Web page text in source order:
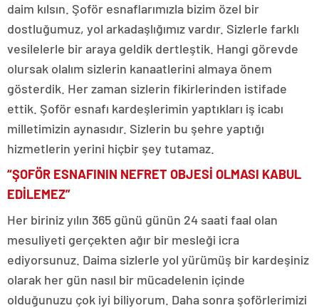
daim kılsın. Şoför esnaflarımızla bizim özel bir
dostluğumuz, yol arkadaşlığımız vardır. Sizlerle farklı
vesilelerle bir araya geldik dertleştik. Hangi görevde
olursak olalım sizlerin kanaatlerini almaya önem
gösterdik. Her zaman sizlerin fikirlerinden istifade
ettik. Şoför esnafı kardeşlerimin yaptıkları iş icabı
milletimizin aynasıdır. Sizlerin bu şehre yaptığı
hizmetlerin yerini hiçbir şey tutamaz.
“ŞOFÖR ESNAFININ NEFRET OBJESİ OLMASI KABUL
EDİLEMEZ”
Her biriniz yılın 365 günü günün 24 saati faal olan
mesuliyeti gerçekten ağır bir mesleği icra
ediyorsunuz. Daima sizlerle yol yürümüş bir kardeşiniz
olarak her gün nasıl bir mücadelenin içinde
olduğunuzu çok iyi biliyorum. Daha sonra şoförlerimizi